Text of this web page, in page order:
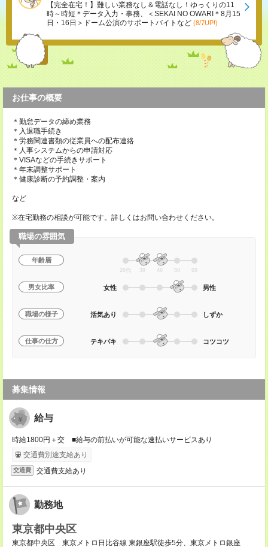
【完全在宅！】難しい業務なし＆電話なし！ゆっくりの11
時～時短＊データ入力・事務、＜SEKAI NO OWARI＊8月15
日・16日＞ドーム公演のサポートバイトなど (8/7UP!)
お仕事の概要
＊勤怠データの締め業務
＊入退職手続き
＊労務関連書類の従業員への配布連絡
＊人事システムからの申請対応
＊VISAなどの手続きサポート
＊年末調整サポート
＊健康診断の予約調整・案内
など
※在宅勤務の相談が可能です。詳しくはお問い合わせください。
職場の雰囲気
年齢層
20代 30 40 50 60
男女比率 女性 男性
職場の様子 活気あり しずか
仕事の仕方 テキパキ コツコツ
募集情報
給与
時給1800円＋交 ■給与の前払いが可能な速払いサービスあり
交通費別途支給あり
交通費 交通費支給あり
勤務地
東京都中央区
東京都中央区 東京メトロ日比谷線 東銀座駅徒歩5分、東京メトロ銀座